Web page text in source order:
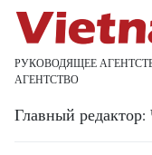
РУКОВОДЯЩЕЕ
АГЕНТСТВО
Главный